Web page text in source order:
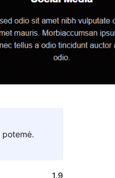
potemė.
1.9